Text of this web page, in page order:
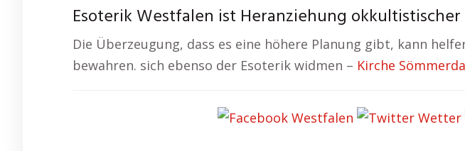
Esoterik Westfalen ist Heranziehung
Die Überzeugung, dass es eine höhere Planung gibt, kann
bewahren. sich ebenso der Esoterik widmen – Kirche Sömmerda